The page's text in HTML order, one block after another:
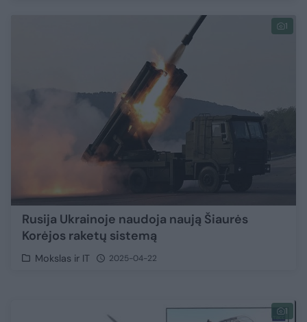
1
Rusija Ukrainoje naudoja naują Šiaurės
Korėjos raketų sistemą
Mokslas ir IT 2025-04-22
1